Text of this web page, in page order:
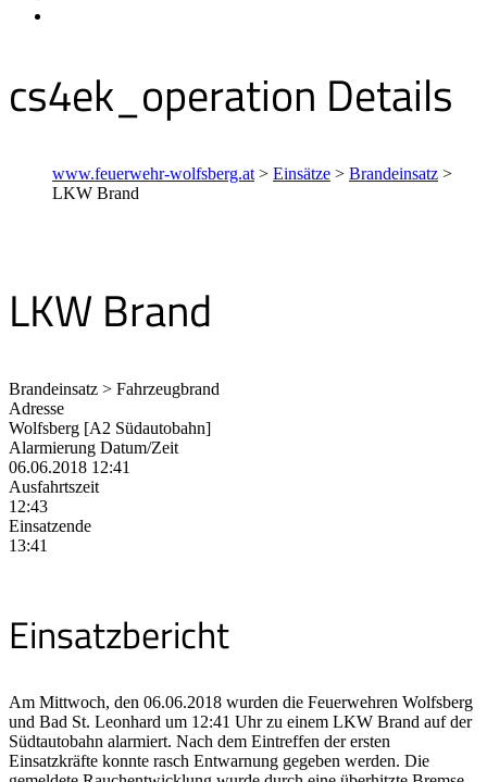
cs4ek_operation Details
www.feuerwehr-wolfsberg.at > Einsätze > Brandeinsatz >
LKW Brand
LKW Brand
Brandeinsatz > Fahrzeugbrand
Adresse
Wolfsberg [A2 Südautobahn]
Alarmierung Datum/Zeit
06.06.2018 12:41
Ausfahrtszeit
12:43
Einsatzende
13:41
Einsatzbericht
Am Mittwoch, den 06.06.2018 wurden die Feuerwehren Wolfsberg
und Bad St. Leonhard um 12:41 Uhr zu einem LKW Brand auf der
Südtautobahn alarmiert. Nach dem Eintreffen der ersten
Einsatzkräfte konnte rasch Entwarnung gegeben werden. Die